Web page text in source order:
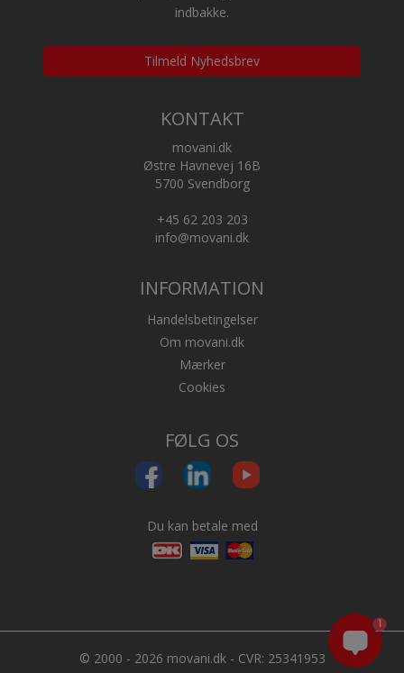
indbakke.
Tilmeld Nyhedsbrev
KONTAKT
movani.dk
Østre Havnevej 16B
5700 Svendborg
+45 62 203 203
info@movani.dk
INFORMATION
Handelsbetingelser
Om movani.dk
Mærker
Cookies
FØLG OS
Du kan betale med
© 2000 - 2026 movani.dk - CVR: 25341953
1